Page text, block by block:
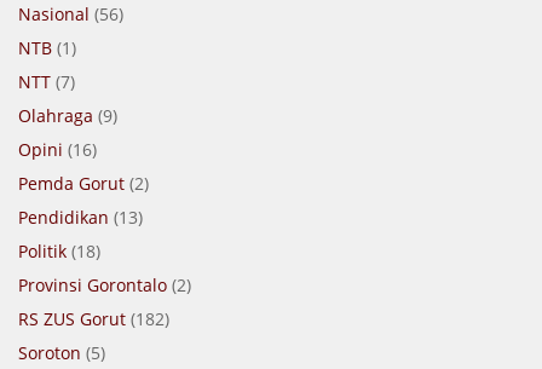
Nasional (56)
NTB (1)
NTT (7)
Olahraga (9)
Opini (16)
Pemda Gorut (2)
Pendidikan (13)
Politik (18)
Provinsi Gorontalo (2)
RS ZUS Gorut (182)
Soroton (5)